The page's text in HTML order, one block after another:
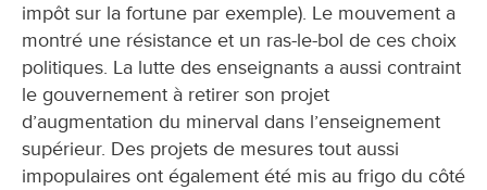
impôt sur la fortune par exemple). Le mouvement a
montré une résistance et un ras-le-bol de ces choix
politiques. La lutte des enseignants a aussi contraint
le gouvernement à retirer son projet
d’augmentation du minerval dans l’enseignement
supérieur. Des projets de mesures tout aussi
impopulaires ont également été mis au frigo du côté